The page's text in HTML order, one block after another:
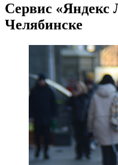
Сервис «Яндекс
Челябинске